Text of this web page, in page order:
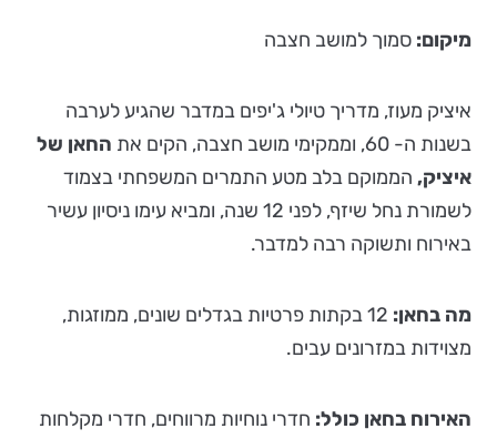
מיקום: סמוך למושב חצבה
איציק מעוז, מדריך טיולי ג'יפים במדבר שהגיע לערבה
בשנות ה- 60, וממקימי מושב חצבה, הקים את
החאן של
איציק, הממוקם בלב מטע התמרים המשפחתי בצמוד
לשמורת נחל שיזף, לפני 12 שנה, ומביא עימו ניסיון עשיר
באירוח ותשוקה רבה למדבר.
מה בחאן:
12 בקתות פרטיות בגדלים שונים, ממוזגות,
מצוידות במזרונים עבים.
האירוח בחאן כולל: חדרי נוחיות מרווחים, חדרי מקלחות